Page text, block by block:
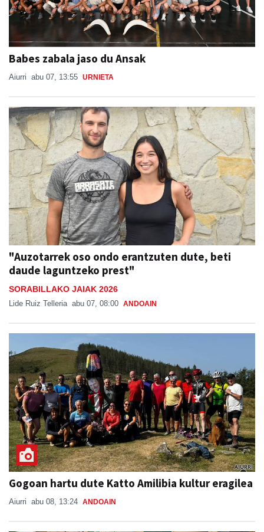
Babes zabala jaso du Ansak
Aiurri abu 07, 13:55 URNIETA
"Auzotarrek oso ondo erantzuten dute, beti
daude laguntzeko prest"
SORABILLAKO JAIAK 2026
Lide Ruiz Telleria abu 07, 08:00 ANDOAIN
Gogoan hartu dute Katto Amilibia kultur eragilea
Aiurri abu 08, 13:24 ANDOAIN